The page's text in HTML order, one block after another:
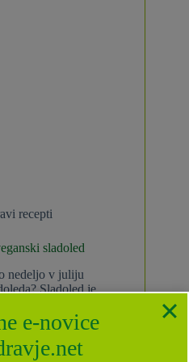
recepti
sladoled
nedeljo v juliju
Sladoled je
našim štetjem. Prvič
kot…e-novice